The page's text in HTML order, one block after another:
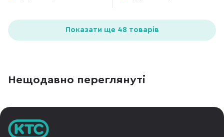
Показати ще 48 товарів
Нещодавно переглянуті